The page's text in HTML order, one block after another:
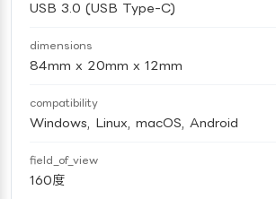
USB 3.0 (USB Type-C)
dimensions
84mm x 20mm x 12mm
compatibility
Windows, Linux, macOS, Android
field_of_view
160度